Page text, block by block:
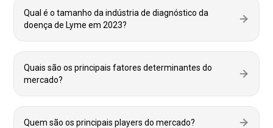
Qual é o tamanho da indústria de diagnóstico da
doença de Lyme em 2023?
Quais são os principais fatores determinantes do
mercado?
Quem são os principais players do mercado?